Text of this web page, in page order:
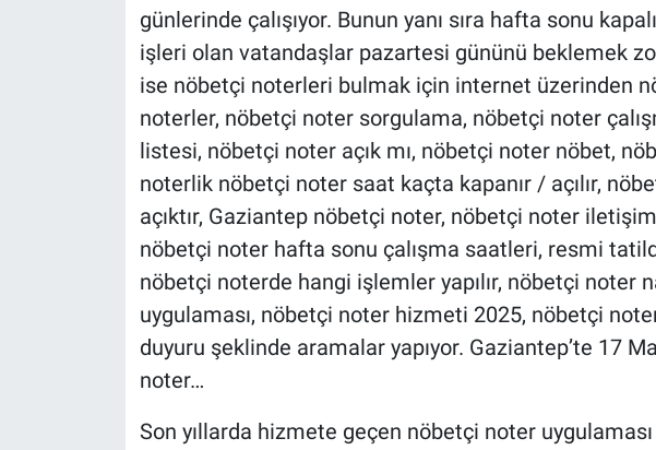
günlerinde çalışıyor. Bunun yanı sıra hafta sonu
işleri olan vatandaşlar pazartesi gününü beklemek
ise nöbetçi noterleri bulmak için internet üzerinden
noterler, nöbetçi noter sorgulama, nöbetçi noter
listesi, nöbetçi noter açık mı, nöbetçi noter nöbet,
noterlik nöbetçi noter saat kaçta kapanır / açılır,
açıktır, Gaziantep nöbetçi noter, nöbetçi noter
nöbetçi noter hafta sonu çalışma saatleri, resmi
nöbetçi noterde hangi işlemler yapılır, nöbetçi noter
uygulaması, nöbetçi noter hizmeti 2025, nöbetçi
duyuru şeklinde aramalar yapıyor. Gaziantep’te 17
noter…
Son yıllarda hizmete geçen nöbetçi noter